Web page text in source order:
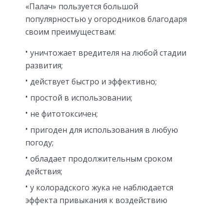
«Палач» пользуется большой
популярностью у огородников благодаря
своим преимуществам:
уничтожает вредителя на любой стадии
развития;
действует быстро и эффективно;
простой в использовании;
не фитотоксичен;
пригоден для использования в любую
погоду;
обладает продолжительным сроком
действия;
у колорадского жука не наблюдается
эффекта привыкания к воздействию